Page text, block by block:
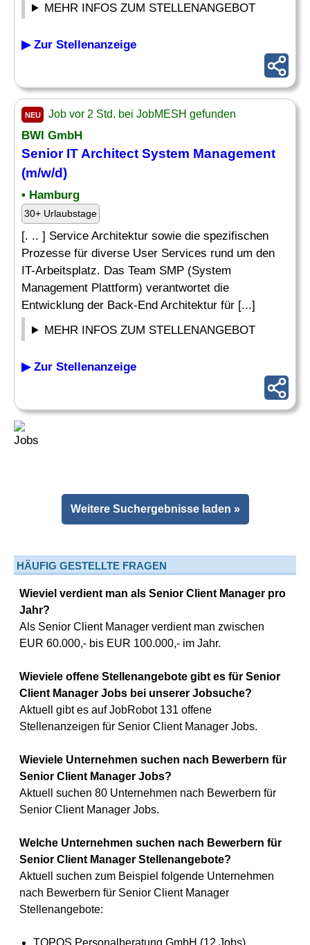
MEHR INFOS ZUM STELLENANGEBOT
▶ Zur Stellenanzeige
NEU Job vor 2 Std. bei JobMESH gefunden
BWI GmbH
SeniorIT Architect System Management
(m/w/d)
• Hamburg
30+ Urlaubstage
[. .. ] Service Architektur sowie die spezifischen
Prozesse für diverse User Services rund um den
IT-Arbeitsplatz. Das Team SMP (System
Management Plattform) verantwortet die
Entwicklung der Back-End Architektur für [...]
MEHR INFOS ZUM STELLENANGEBOT
▶ Zur Stellenanzeige
Weitere Suchergebnisse laden »
HÄUFIG GESTELLTE FRAGEN
Wieviel verdient man als Senior Client Manager pro
Jahr?
Als Senior Client Manager verdient man zwischen
EUR 60.000,- bis EUR 100.000,- im Jahr.
Wieviele offene Stellenangebote gibt es für Senior
Client Manager Jobs bei unserer Jobsuche?
Aktuell gibt es auf JobRobot 131 offene
Stellenanzeigen für Senior Client Manager Jobs.
Wieviele Unternehmen suchen nach Bewerbern für
Senior Client Manager Jobs?
Aktuell suchen 80 Unternehmen nach Bewerbern für
Senior Client Manager Jobs.
Welche Unternehmen suchen nach Bewerbern für
Senior Client Manager Stellenangebote?
Aktuell suchen zum Beispiel folgende Unternehmen
nach Bewerbern für Senior Client Manager
Stellenangebote:
TOPOS Personalberatung GmbH (12 Jobs)